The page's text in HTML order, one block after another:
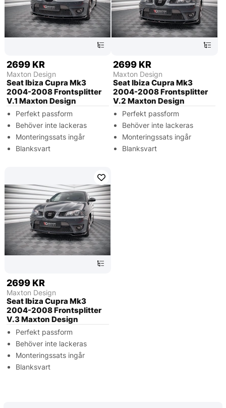
2699 KR
Maxton Design
Seat Ibiza Cupra Mk3
2004-2008 Frontsplitter
V.1 Maxton Design
Perfekt passform
Behöver inte lackeras
Monteringssats ingår
Blanksvart
2699 KR
Maxton Design
Seat Ibiza Cupra Mk3
2004-2008 Frontsplitter
V.2 Maxton Design
Perfekt passform
Behöver inte lackeras
Monteringssats ingår
Blanksvart
2699 KR
Maxton Design
Seat Ibiza Cupra Mk3
2004-2008 Frontsplitter
V.3 Maxton Design
Perfekt passform
Behöver inte lackeras
Monteringssats ingår
Blanksvart